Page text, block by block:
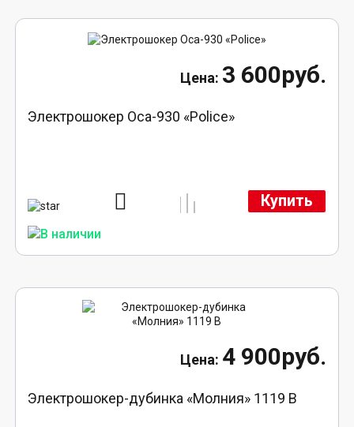
3 600руб.
Электрошокер Оса-930 «Police»
Купить
4 900руб.
Электрошокер-дубинка «Молния» 1119 В